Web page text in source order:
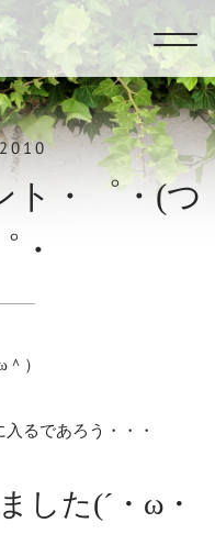
ト・゜・(つ
・
）
るであろう・・・
した(´・ω・